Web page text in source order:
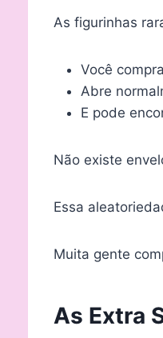
As figurinhas
Você
Abre
E pode
Não existe
Essa
Muita gente
As Extra